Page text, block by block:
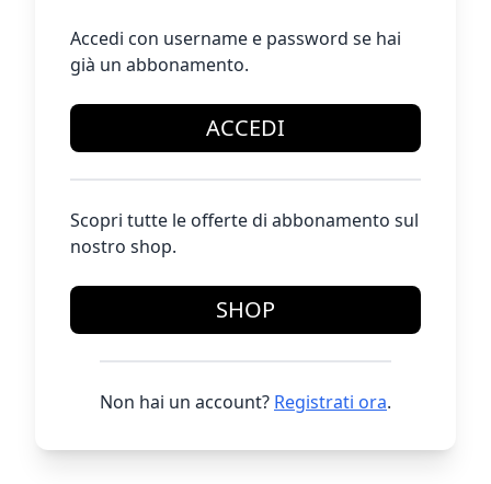
Accedi con username e password se hai
già un abbonamento.
ACCEDI
Scopri tutte le offerte di abbonamento sul
nostro shop.
SHOP
Non hai un account? Registrati ora.